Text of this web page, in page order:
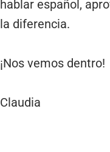
hablar español,
la diferencia.
¡Nos vemos dentro!
Claudia